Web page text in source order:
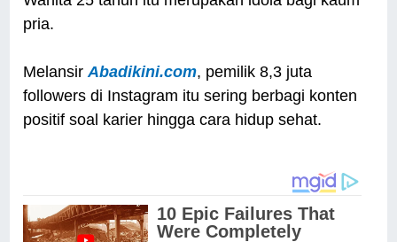
pria.
MelansirAbadikini.com, pemilik 8,3 juta
followers di Instagram itu sering berbagi konten
positif soal karier hingga cara hidup sehat.